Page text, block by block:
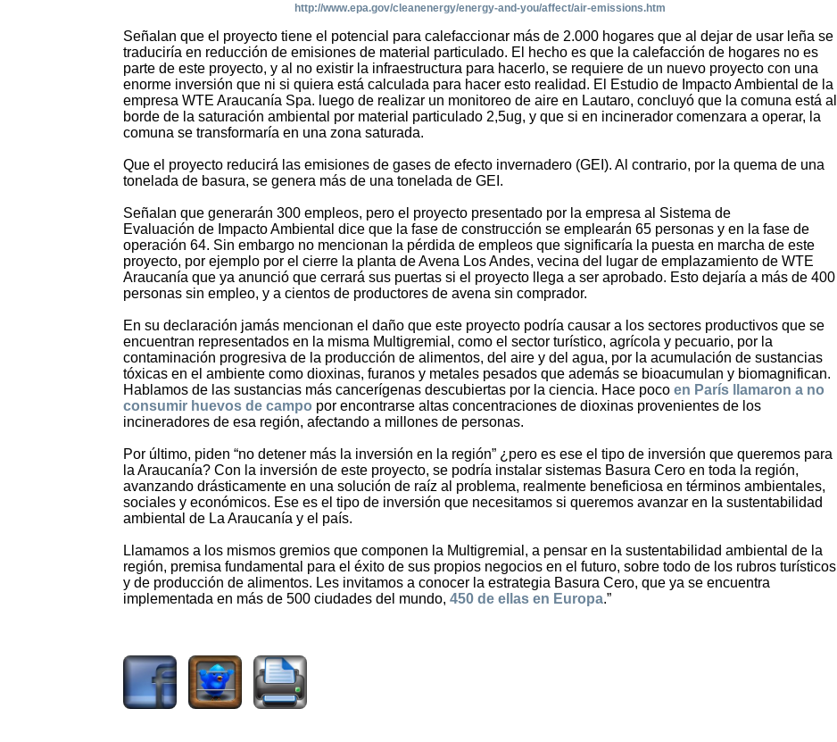
http://www.epa.gov/cleanenergy/energy-and-you/affect/air-emissions.htm
Señalan que el proyecto tiene el potencial para calefaccionar más de 2.000 hogares que al dejar de usar leña se
traduciría en reducción de emisiones de material particulado. El hecho es que la calefacción de hogares no es
parte de este proyecto, y al no existir la infraestructura para hacerlo, se requiere de un nuevo proyecto con una
enorme inversión que ni si quiera está calculada para hacer esto realidad. El Estudio de Impacto Ambiental de la
empresa WTE Araucanía Spa. luego de realizar un monitoreo de aire en Lautaro, concluyó que la comuna está al
borde de la saturación ambiental por material particulado 2,5ug, y que si en incinerador comenzara a operar, la
comuna se transformaría en una zona saturada.
Que el proyecto reducirá las emisiones de gases de efecto invernadero (GEI). Al contrario, por la quema de una
tonelada de basura, se genera más de una tonelada de GEI.
Señalan que generarán 300 empleos, pero el proyecto presentado por la empresa al Sistema de
Evaluación de Impacto Ambiental dice que la fase de construcción se emplearán 65 personas y en la fase de
operación 64. Sin embargo no mencionan la pérdida de empleos que significaría la puesta en marcha de este
proyecto, por ejemplo por el cierre la planta de Avena Los Andes, vecina del lugar de emplazamiento de WTE
Araucanía que ya anunció que cerrará sus puertas si el proyecto llega a ser aprobado. Esto dejaría a más de 400
personas sin empleo, y a cientos de productores de avena sin comprador.
En su declaración jamás mencionan el daño que este proyecto podría causar a los sectores productivos que se
encuentran representados en la misma Multigremial, como el sector turístico, agrícola y pecuario, por la
contaminación progresiva de la producción de alimentos, del aire y del agua, por la acumulación de sustancias
tóxicas en el ambiente como dioxinas, furanos y metales pesados que además se bioacumulan y biomagnifican.
Hablamos de las sustancias más cancerígenas descubiertas por la ciencia. Hace poco en París llamaron a no
consumir huevos de campo por encontrarse altas concentraciones de dioxinas provenientes de los
incineradores de esa región, afectando a millones de personas.
Por último, piden “no detener más la inversión en la región” ¿pero es ese el tipo de inversión que queremos para
la Araucanía? Con la inversión de este proyecto, se podría instalar sistemas Basura Cero en toda la región,
avanzando drásticamente en una solución de raíz al problema, realmente beneficiosa en términos ambientales,
sociales y económicos. Ese es el tipo de inversión que necesitamos si queremos avanzar en la sustentabilidad
ambiental de La Araucanía y el país.
Llamamos a los mismos gremios que componen la Multigremial, a pensar en la sustentabilidad ambiental de la
región, premisa fundamental para el éxito de sus propios negocios en el futuro, sobre todo de los rubros turísticos
y de producción de alimentos. Les invitamos a conocer la estrategia Basura Cero, que ya se encuentra
implementada en más de 500 ciudades del mundo, 450 de ellas en Europa.”